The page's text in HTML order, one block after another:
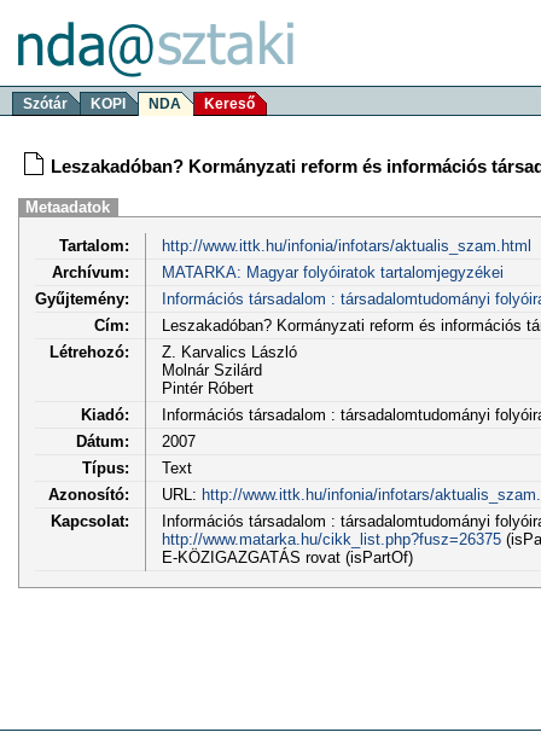
Szótár KOPI NDA Kereső
Leszakadóban? Kormányzati reform és információs
Metaadatok
Tartalom:
http://www.ittk.hu/infonia/infotars/aktualis_szam.html
Archívum:
MATARKA: Magyar folyóiratok tartalomjegyzékei
Gyűjtemény:
Információs társadalom : társadalomtudományi
Cím:
Leszakadóban? Kormányzati reform és információs
Létrehozó:
Z. Karvalics László
Molnár Szilárd
Pintér Róbert
Kiadó:
Információs társadalom : társadalomtudományi
Dátum:
2007
Típus:
Text
Azonosító:
URL: http://www.ittk.hu/infonia/infotars/
Kapcsolat:
Információs társadalom : társadalomtudományi
http://www.matarka.hu/cikk_list.php?fusz=26375
E-KÖZIGAZGATÁS rovat (isPartOf)